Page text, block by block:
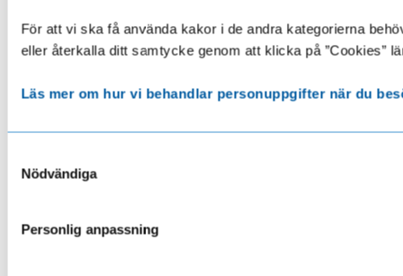
För att vi ska få använda kakor i de andra kategorierna
eller återkalla ditt samtycke genom att klicka på ”Cookies”
Läs mer om hur vi behandlar personuppgifter när du
Nödvändiga
Personlig anpassning